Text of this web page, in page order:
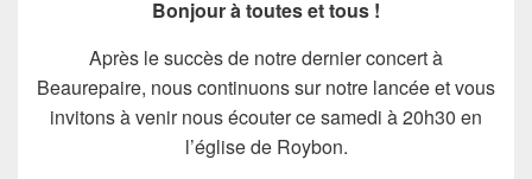
Bonjour à toutes et tous !
Après le succès de notre dernier concert à
Beaurepaire, nous continuons sur notre lancée et vous
invitons à venir nous écouter ce samedi à 20h30 en
l’église de Roybon.